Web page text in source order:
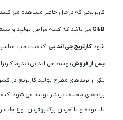
کارتریجی که درحال حاضر مشاهده می کنید
G&Bمی باشد که کلیه مراحل تولید و
شود.کارتریج جی اند بی، کیفیت چاپ
پس از فروشتوسط جی اند بی تقدیم
یکی از برندهای مطرح تولید کارتریج در
برندهای مختلف پرینتر تولید می شود.
بالا بوده و تا آخرین برگ بهترین نوع چاپ